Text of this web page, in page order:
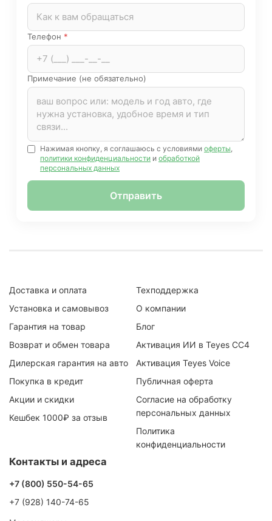
Телефон *
Примечание (не обязательно)
Нажимая кнопку, я соглашаюсь с условиями оферты
политики конфиденциальности и обработкой
персональных данных
Отправить
Доставка и оплата
Установка и самовывоз
Гарантия на товар
Возврат и обмен товара
Дилерская гарантия на авто
Покупка в кредит
Акции и скидки
Кешбек 1000₽ за отзыв
Техподдержка
О компании
Блог
Активация ИИ в Teyes CC4
Активация Teyes Voice
Публичная оферта
Согласие на обработку
персональных данных
Политика
конфиденциальности
Контакты и адреса
+7 (800) 550-54-65
+7 (928) 140-74-65